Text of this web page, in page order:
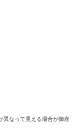
異なって見える場合が御座